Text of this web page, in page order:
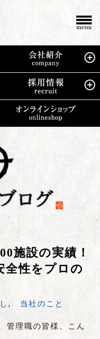
施設の実績！
全性をプロの
, 当社のこと
管理職の皆様、こん